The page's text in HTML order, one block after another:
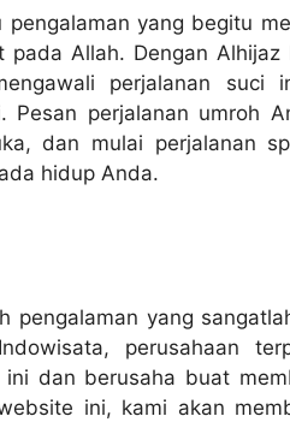
yang begitu
Allah. Dengan Alhijaz
perjalanan suci
perjalanan umroh
dan mulai perjalanan
hidup Anda.
pengalaman yang
perusahaan
dan berusaha buat
ini, kami akan